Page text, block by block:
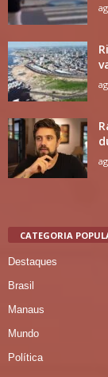
CATEGORIA
Destaques
Brasil
Manaus
Mundo
Política